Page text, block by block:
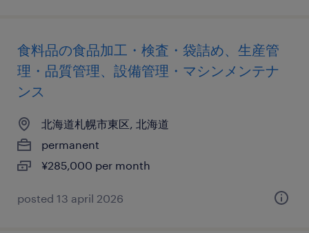
食料品の食品加工・検査・袋詰め、生産管
理・品質管理、設備管理・マシンメンテナ
ンス
北海道札幌市東区, 北海道
permanent
¥285,000 per month
posted 13 april 2026